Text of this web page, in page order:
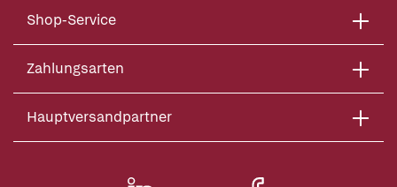
Shop-Service
Zahlungsarten
Hauptversandpartner